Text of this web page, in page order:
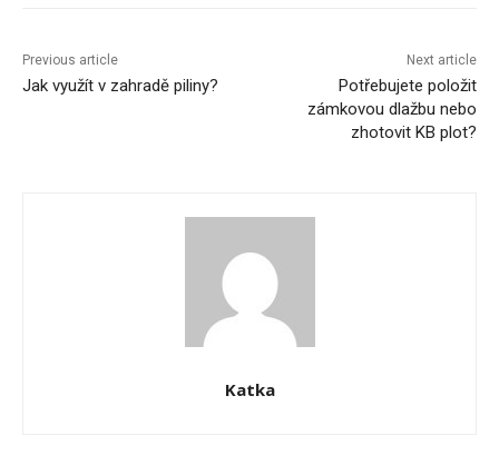
Previous article
Jak využít v zahradě piliny?
Next article
Potřebujete položit
zámkovou dlažbu nebo
zhotovit KB plot?
Katka